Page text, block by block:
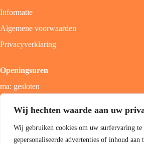
Wij hechten waarde aan uw
Wij gebruiken cookies om uw surfervaring te
gepersonaliseerde advertenties of inhoud aan
Informatie
Algemene voorwaarden
Privacyverklaring
Openingsuren
ma: gesloten
zon; gesloten